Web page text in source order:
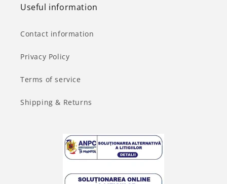
Useful information
Contact information
Privacy Policy
Terms of service
Shipping & Returns